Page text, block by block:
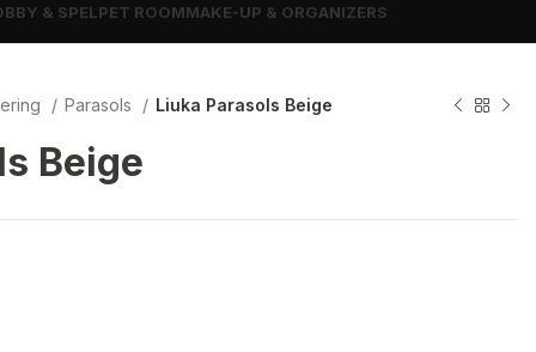
& SPEL PET ROOMMAKE-UP & ORGANIZERS
Parasols Liuka Parasols Beige
Beige